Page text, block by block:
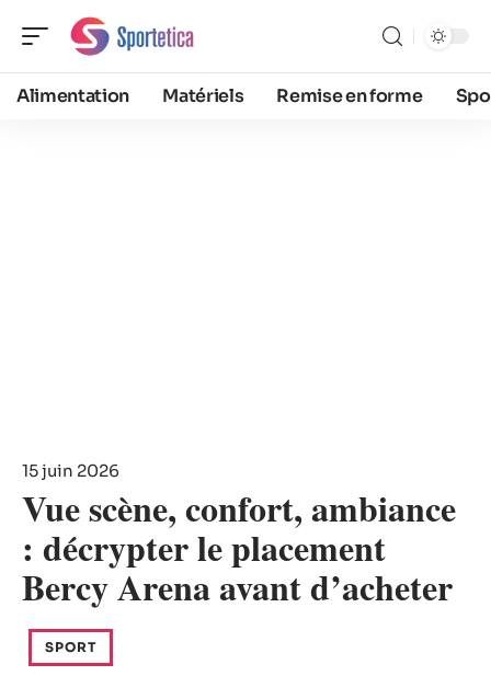
Alimentation Matériels Remise en forme
15 juin 2026
Vue scène, confort, ambiance
: décrypter le placement
Bercy Arena avant d’acheter
SPORT